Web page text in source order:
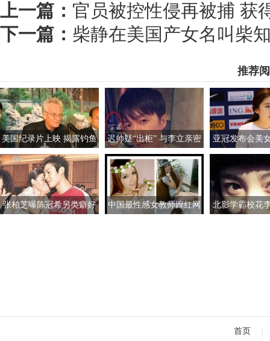
上一篇： 官员被控性侵再被捕 获
下一篇： 柴静在美国产女名叫柴
推荐
美国纪录片上映 揭露钓鱼
岛自古属于中国事实
迟帅疑“出柜” 与李立亲密
照外泄称对女生没兴趣
亚冠发布会美
素颜清纯如
张柏芝曝陈冠希另类癖好
中国最性感女教师蹿红网
北影学霸校花
首页